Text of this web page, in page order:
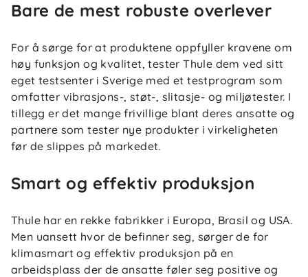
Bare de mest robuste overlever
For å sørge for at produktene oppfyller kravene om
høy funksjon og kvalitet, tester Thule dem ved sitt
eget testsenter i Sverige med et testprogram som
omfatter vibrasjons-, støt-, slitasje- og miljøtester. I
tillegg er det mange frivillige blant deres ansatte og
partnere som tester nye produkter i virkeligheten
før de slippes på markedet.
Smart og effektiv produksjon
Thule har en rekke fabrikker i Europa, Brasil og USA.
Men uansett hvor de befinner seg, sørger de for
klimasmart og effektiv produksjon på en
arbeidsplass der de ansatte føler seg positive og